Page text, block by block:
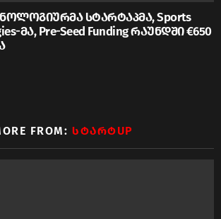
სტარტაპმა, Sports
მა, Pre-Seed Funding რაუნდში €650
FROM:ᲡᲢᲐᲠᲢUP